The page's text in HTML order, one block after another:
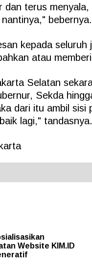
dan terus
bebernya.
kepada
atau
Selatan
Sekda
dari itu ambil
lagi," tandasnya.
Website KIM.ID